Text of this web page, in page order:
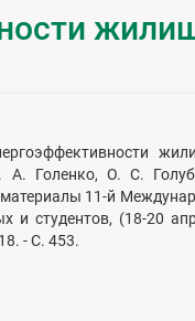
Голенко, О. С.
11-й
и студентов, (18-20
- C. 453.